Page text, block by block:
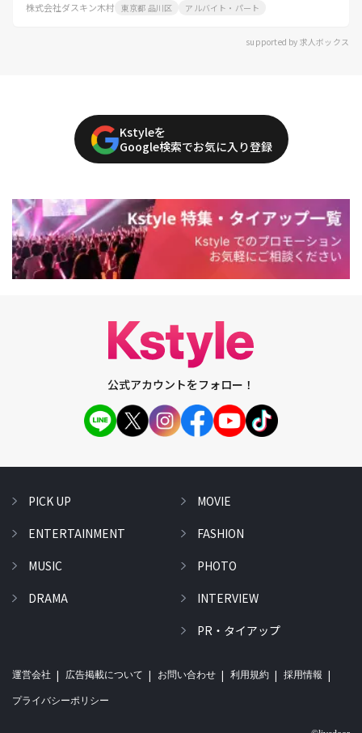
株式会社ダスキン木村 東京都 品川区 アルバイト・パート
supported by 求人ボックス
Kstyleを
Google検索でお気に入り登録
公式アカウントをフォロー！
PICK UP
ENTERTAINMENT
MUSIC
DRAMA
MOVIE
FASHION
PHOTO
INTERVIEW
PR・タイアップ
運営会社 広告掲載について お問い合わせ 利用規約 採用情報
プライバシーポリシー